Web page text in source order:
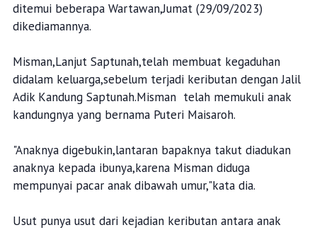
ditemui beberapa Wartawan,Jumat (29/09/2023)
dikediamannya.
Misman,Lanjut Saptunah,telah membuat kegaduhan
didalam keluarga,sebelum terjadi keributan dengan Jalil
Adik Kandung Saptunah.Misman telah memukuli anak
kandungnya yang bernama Puteri Maisaroh.
"Anaknya digebukin,lantaran bapaknya takut diadukan
anaknya kepada ibunya,karena Misman diduga
mempunyai pacar anak dibawah umur,"kata dia.
Usut punya usut dari kejadian keributan antara anak